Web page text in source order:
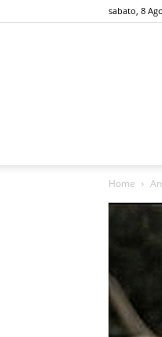
sabato, 8
Home